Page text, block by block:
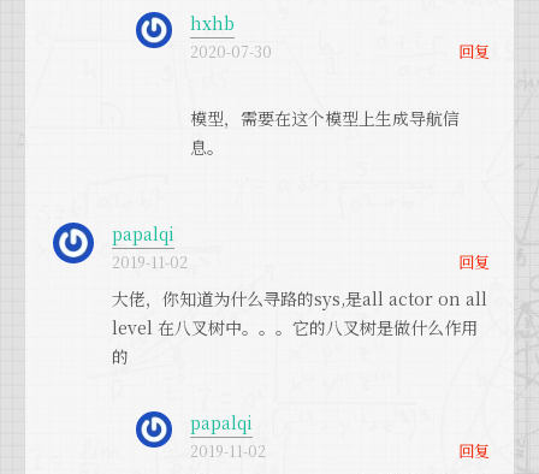
ns like this ones:
https://github.com/hxhb/ue4-recast-det
4) Calculate the path
Do you think this steps are correct? Or i
rk and I hope you could give me a hint
or point me in the right direction.
hxhb
2020-07-30 回复
模型，需要在这个模型上生成导航信
息。
papalqi
2019-11-02 回复
大佬，你知道为什么寻路的sys,是all actor on all
level 在八叉树中。。。它的八叉树是做什么作用
的
papalqi
2019-11-02 回复